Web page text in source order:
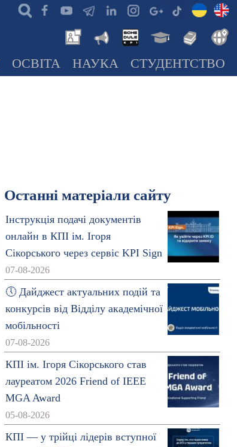
ОСВІТА НАУКА СТУДЕНТСТВО
Останні матеріали сайту
Інструкція подачі документів
онлайн в КПІ ім. Ігоря
Сікорського через сервіс KPI Sign
07-08-2026
🕔 Дайджест актуальних подій та
конкурсів від Відділу академічної
мобільності
07-08-2026
КПІ ім. Ігоря Сікорського став
лауреатом 2026 Friend of IEEE
MGA Award
05-08-2026
КПІ — у трійці лідерів вступної